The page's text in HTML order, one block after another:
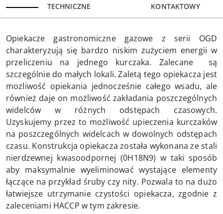
TECHNICZNE
KONTAKTOWY
Opiekacze gastronomiczne gazowe z serii OGD
charakteryzują się bardzo niskim zużyciem energii w
przeliczeniu na jednego kurczaka. Zalecane są
szczególnie do małych lokali. Zaletą tego opiekacza jest
mozliwość opiekania jednocześnie całego wsadu, ale
również daje on możliwość zakładania poszczególnych
widelców w różnych odstępach czasowych.
Uzyskujemy przez to możliwość upieczenia kurczaków
na poszczególnych widelcach w dowolnych odstępach
czasu. Konstrukcja opiekacza została wykonana ze stali
nierdzewnej kwasoodpornej (0H18N9) w taki sposób
aby maksymalnie wyeliminować wystające elementy
łączące na przykład śruby czy nity. Pozwala to na dużo
łatwiejsze utrzymanie czystości opiekacza, zgodnie z
zaleceniami HACCP w tym zakresie.